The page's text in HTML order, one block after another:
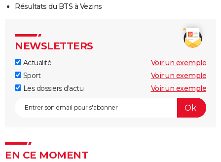
Résultats du BTS à Vezins
NEWSLETTERS
Actualité
Voir un exemple
Sport
Voir un exemple
Les dossiers d'actu
Voir un exemple
EN CE MOMENT